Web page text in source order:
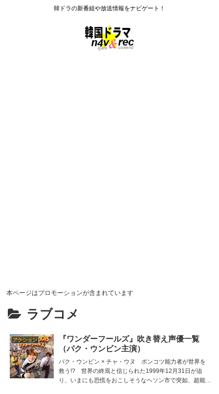
韓ドラの新番組や放送情報をナビゲート！
本ページはプロモーションが含まれています
ラブコメ
アクション
『ワンダーフールズ』吹き替え声優一覧
（パク・ウンビン主演）
パク・ウンビン × チャ・ウヌ ポンコツ能力者が世界を
救う!? 世界の終焉と信じられた1999年12月31日が迫
り、いまにも恐慌をおこしそうなヘソン市で突如、超能力